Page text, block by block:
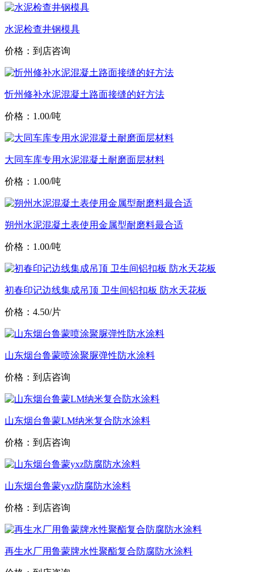
水泥检查井钢模具
价格：到店咨询
忻州修补水泥混凝土路面接缝的好方法
价格：1.00/吨
大同车库专用水泥混凝土耐磨面层材料
价格：1.00/吨
朔州水泥混凝土表使用金属型耐磨料最合适
价格：1.00/吨
初春印记边线集成吊顶 卫生间铝扣板 防水天花板
价格：4.50/片
山东烟台鲁蒙喷涂聚脲弹性防水涂料
价格：到店咨询
山东烟台鲁蒙LM纳米复合防水涂料
价格：到店咨询
山东烟台鲁蒙yxz防腐防水涂料
价格：到店咨询
再生水厂用鲁蒙牌水性聚酯复合防腐防水涂料